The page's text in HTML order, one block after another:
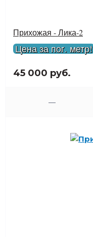
Прихожая - Лика-2
Цена за пог. метр!
45 000 руб.